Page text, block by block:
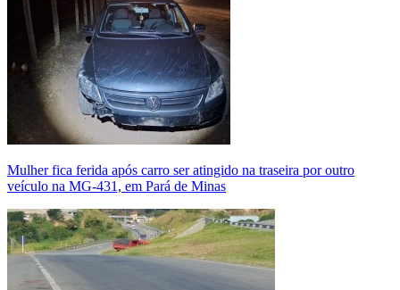
Mulher fica ferida após carro ser atingido na traseira por outro
veículo na MG-431, em Pará de Minas